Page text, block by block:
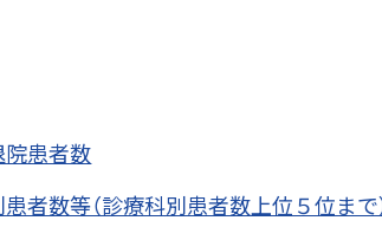
患者数
者数等（診療科別患者数上位５位まで